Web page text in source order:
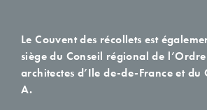
Le Couvent des récollets est
siège du Conseil régional de
architectes d’Ile de-de-France et du
A.